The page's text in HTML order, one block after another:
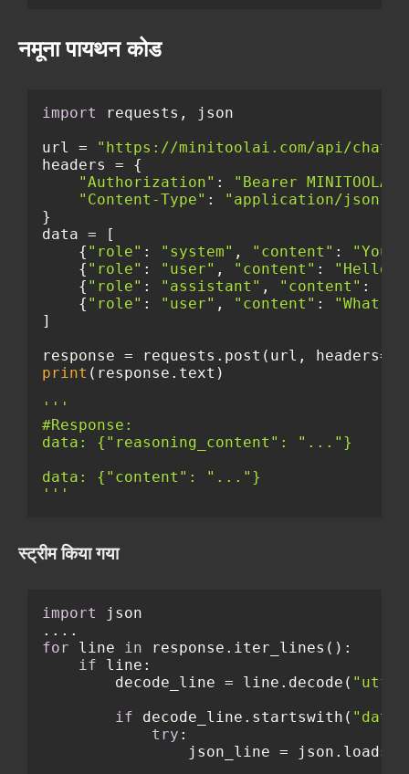
नमूना पायथन कोड
import
requests, json
url =
"https://minitoolai.com/api/
headers = {
"Authorization" :
"Bearer
"Content-Type" :
"application/json"
}
data = [
    {
"role" : "system" , "content" :
"You
    {
"role" : "user" , "content" : "Hello"
    {
"role" : "assistant" , "content" :
    {
"role" : "user" , "content" :
]
response = requests.post(url,
print (response.text)
'''
#Response:
data: {"reasoning_content": "..."}
data: {"content": "..."}
'''
स्ट्रीम किया गया
import
json
for line in response.iter_lines():
if line:
        decode_line = line.decode(
"utf-
if decode_line.startswith(
try :
json_line =